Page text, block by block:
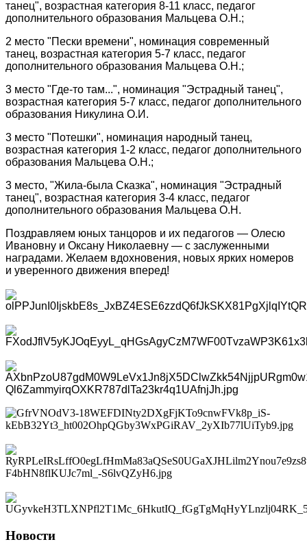
танец", возрастная категория 8-11 класс, педагог
дополнительного образования Мальцева О.Н.;
2 место "Пески времени", номинация современный
танец, возрастная категория 5-7 класс, педагог
дополнительного образования Мальцева О.Н.;
3 место "Где-то там...", номинация "Эстрадный танец",
возрастная категория 5-7 класс, педагог дополнительного
образования Никулина О.И.
3 место "Потешки", номинация народный танец,
возрастная категория 1-2 класс, педагог дополнительного
образования Мальцева О.Н.;
3 место, "Жила-была Сказка", номинация "Эстрадный
танец", возрастная категория 3-4 класс, педагог
дополнительного образования Мальцева О.Н.
Поздравляем юных танцоров и их педагогов — Олесю
Ивановну и Оксану Николаевну — с заслуженными
наградами. Желаем вдохновения, новых ярких номеров
и уверенного движения вперед!
Новости